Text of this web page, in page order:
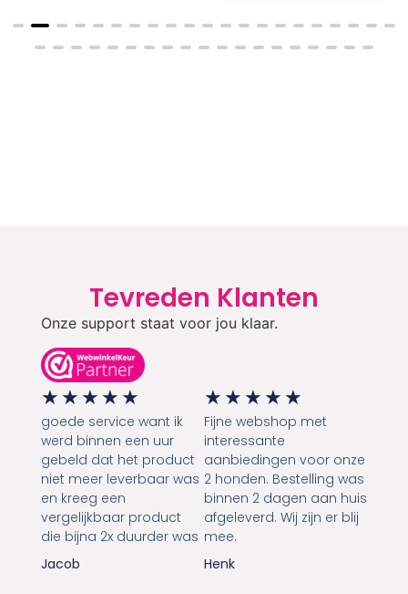
Tevreden Klanten
Onze support staat voor jou klaar.
★ ★ ★ ★ ★
goede service want ik
werd binnen een uur
gebeld dat het product
niet meer leverbaar was
en kreeg een
vergelijkbaar product
die bijna 2x duurder was
Jacob
★ ★ ★ ★ ★
Fijne webshop met
interessante
aanbiedingen voor onze
2 honden. Bestelling was
binnen 2 dagen aan huis
afgeleverd. Wij zijn er blij
mee.
Henk